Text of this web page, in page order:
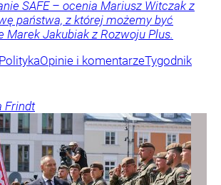
SAFE – ocenia Mariusz Witczak z
państwa, z której możemy być
Marek Jakubiak z Rozwoju Plus.
PolitykaOpinie i komentarzeTygodnik
Frindt